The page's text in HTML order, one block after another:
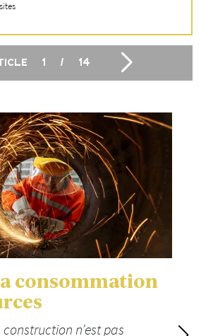
1 / 14
consommation
n’est pas